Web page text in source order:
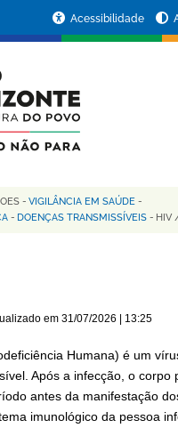
Acessibilidade
- VIGILÂNCIA EM SAÚDE -
- DOENÇAS TRANSMISSÍVEIS - HIV
em 31/07/2026 | 13:25
Humana) é um
Após a infecção, o corpo
antes da manifestação
imunológico da pessoa